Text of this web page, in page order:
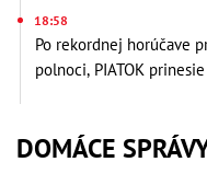
18:58
Po rekordnej horúčave
polnoci, PIATOK
DOMÁCE